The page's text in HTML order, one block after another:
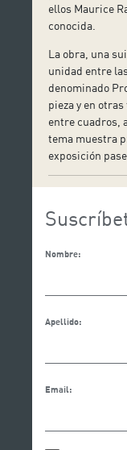
ellos Maurice
conocida.
La obra, una
unidad entre
denominado
pieza y en
entre cuadros,
tema muestra
exposición
Nombre:
Apellido:
Email: